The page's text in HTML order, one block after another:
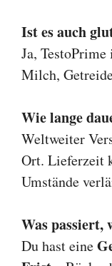
Ist es auch
Ja, TestoPrime
Milch,
Wie lange
Weltweiter
Ort. Lieferzeit
Umstände
Was passiert,
Du hast eine